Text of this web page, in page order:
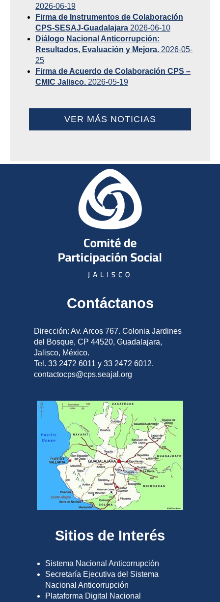
2026-06-19
Firma de Instrumentos de Colaboración
CPS-SESAJ-Guadalajara 2026-06-10
Diálogo Nacional Anticorrupción:
Resultados, Evaluación y Mejora. 2026-05-
25
Firma de Acuerdo de Colaboración CPS –
CMIC Jalisco. 2026-05-19
VER MÁS NOTICIAS
Contáctanos
Dirección: Av. Arcos 767. Colonia Jardines
del Bosque, CP 44520, Guadalajara,
Jalisco, México.
Tel. 33 2472 6011 y 33 2472 6012.
contactocps@cps.seajal.org
Sitios de Interés
Sistema Nacional Anticorrupción
Secretaría Ejecutiva del Sistema
Nacional Anticorrupción
Plataforma Digital Nacional